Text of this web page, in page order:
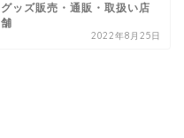
グッズ販売・通販・取扱い店
舗
2022年8月25日